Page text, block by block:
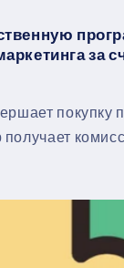
за
покупку